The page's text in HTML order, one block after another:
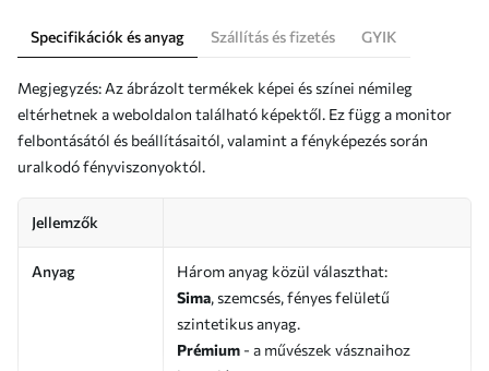
Specifikációk és anyag Szállítás és fizetés GYIK
Megjegyzés: Az ábrázolt termékek képei és színei némileg
eltérhetnek a weboldalon található képektől. Ez függ a monitor
felbontásától és beállításaitól, valamint a fényképezés során
uralkodó fényviszonyoktól.
Jellemzők
Anyag
Három anyag közül választhat:
Sima, szemcsés, fényes felületű
szintetikus anyag.
Prémium - a művészek vásznaihoz